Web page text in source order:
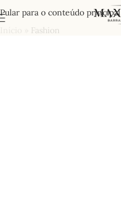
Pular para o conteúdo principal
Fashion